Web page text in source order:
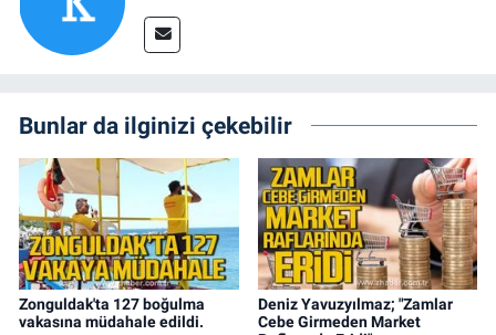
Bunlar da ilginizi çekebilir
Zonguldak'ta 127 boğulma
vakasına müdahale edildi.
Deniz Yavuzyılmaz; "Zamlar
Cebe Girmeden Market